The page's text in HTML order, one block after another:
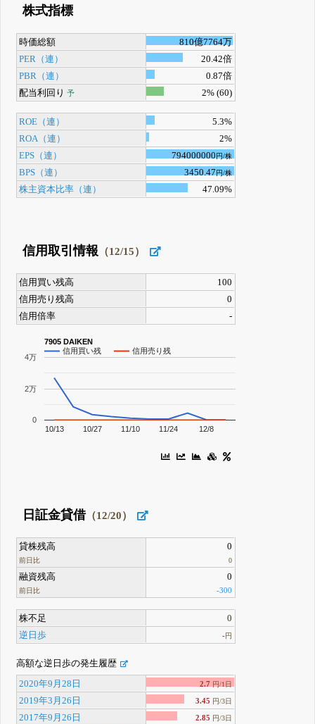
株式指標
時価総額
810億7764万
PER（連）
20.42倍
PBR（連）
0.87倍
配当利回り 予 2% (60)
ROE（連）
5.3%
ROA（連）
2%
EPS（連）
794000000円/株
BPS（連） 3450.47円/株
株主資本比率（連） 47.09%
信用取引情報 （12/15）
信用買い残高
100
信用売り残高
0
信用倍率
-
7905 DAIKEN
信用買い残
信用売り残
10/13 10/27 11/10 11/24 12/8
0
2万
4万
日証金貸借（12/20）
貸株残高
前日比
0
0
融資残高
前日比
0
-300
株不足
0
逆日歩
-円
高額な逆日歩の発生履歴
2020年9月28日 2.7 円/1日
2019年3月26日 3.45 円/3日
2017年9月26日 2.85 円/3日